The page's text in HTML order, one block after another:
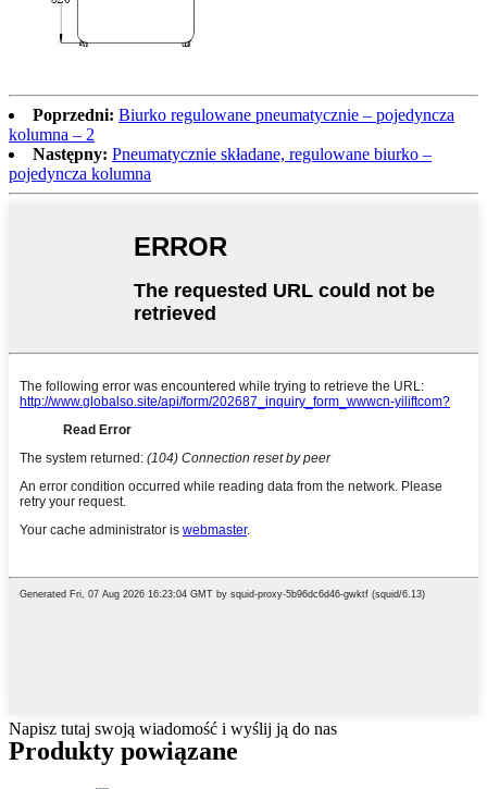
Poprzedni: Biurko regulowane pneumatycznie – pojedyncza
kolumna – 2
Następny: Pneumatycznie składane, regulowane biurko –
pojedyncza kolumna
Napisz tutaj swoją wiadomość i wyślij ją do nas
Produkty powiązane